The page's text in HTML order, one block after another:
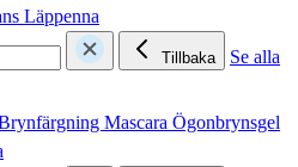
Läppenna
Tillbaka
Se alla
Mascara Ögonbrynsgel